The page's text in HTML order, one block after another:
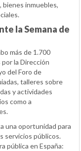
bienes inmuebles,
la Semana de
más de 1.700
la Dirección
del Foro de
talleres sobre
y actividades
como a
una oportunidad para
servicios públicos.
pública en España: